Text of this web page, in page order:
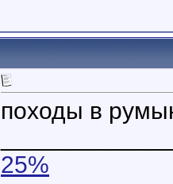
походы в
25%